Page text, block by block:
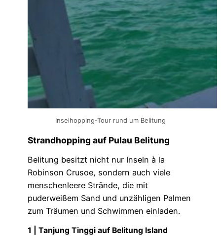
Inselhopping-Tour rund um Belitung
Strandhopping auf Pulau Belitung
Belitung besitzt nicht nur Inseln à la
Robinson Crusoe, sondern auch viele
menschenleere Strände, die mit
puderweißem Sand und unzähligen Palmen
zum Träumen und Schwimmen einladen.
1 | Tanjung Tinggi auf Belitung Island